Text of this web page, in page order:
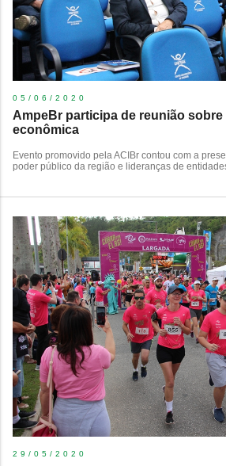
05/06/2020
AmpeBr participa de reunião sobre
econômica
Evento promovido pela ACIBr contou com a
poder público da região e lideranças de
29/05/2020